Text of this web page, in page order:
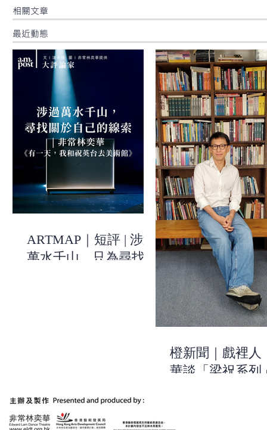
​相關文章
最近動態
ARTMAP｜短評 | 涉過
萬水千山，只為尋找關
橙新聞｜戲裡人
華談「梁祝系列